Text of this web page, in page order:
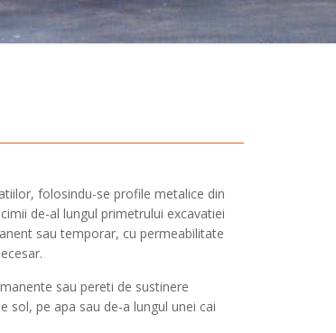
folosindu-se profile metalice din
de-al lungul primetrului excavatiei
sau temporar, cu permeabilitate
sau pereti de sustinere
sol, pe apa sau de-a lungul unei cai